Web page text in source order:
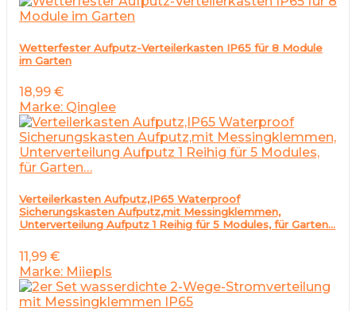
Wetterfester Aufputz-Verteilerkasten IP65 für 8 Module
im Garten
18,99 €
Marke: Qinglee
Verteilerkasten Aufputz,IP65 Waterproof
Sicherungskasten Aufputz,mit Messingklemmen,
Unterverteilung Aufputz 1 Reihig für 5 Modules, für Garten…
11,99 €
Marke: Miiepls